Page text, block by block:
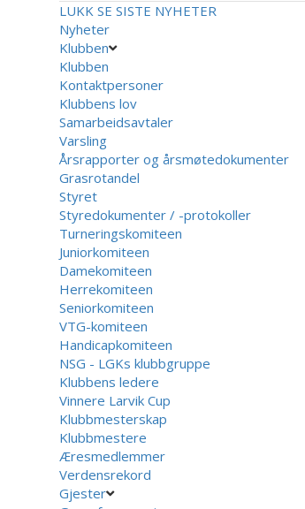
LUKK SE SISTE NYHETER
Nyheter
Klubben
Klubben
Kontaktpersoner
Klubbens lov
Samarbeidsavtaler
Varsling
Årsrapporter og årsmøtedokumenter
Grasrotandel
Styret
Styredokumenter / -protokoller
Turneringskomiteen
Juniorkomiteen
Damekomiteen
Herrekomiteen
Seniorkomiteen
VTG-komiteen
Handicapkomiteen
NSG - LGKs klubbgruppe
Klubbens ledere
Vinnere Larvik Cup
Klubbmesterskap
Klubbmestere
Æresmedlemmer
Verdensrekord
Gjester